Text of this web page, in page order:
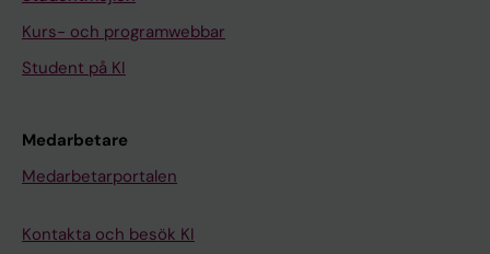
Kurs- och programwebbar
Student på KI
Medarbetare
Medarbetarportalen
Kontakta och besök KI